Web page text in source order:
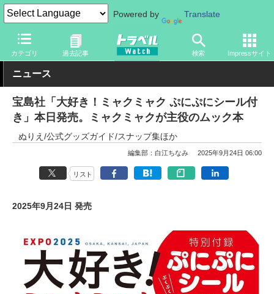
Powered by Translate
カテゴリ 過去記事 検索 Impressサイト
トラベル Watch イベント 国際博覧会 2025年大阪・関西万博
ニュース
宝島社「大好き！ミャクミャク ぷにぷにシール付
き」本日発売。ミャクミャクが主役のムック本
ぬりえ/公式グッズガイド/スナップ集ほか
編集部：白江ちなみ 2025年9月24日 06:00
リスト
2025年9月24日 発売